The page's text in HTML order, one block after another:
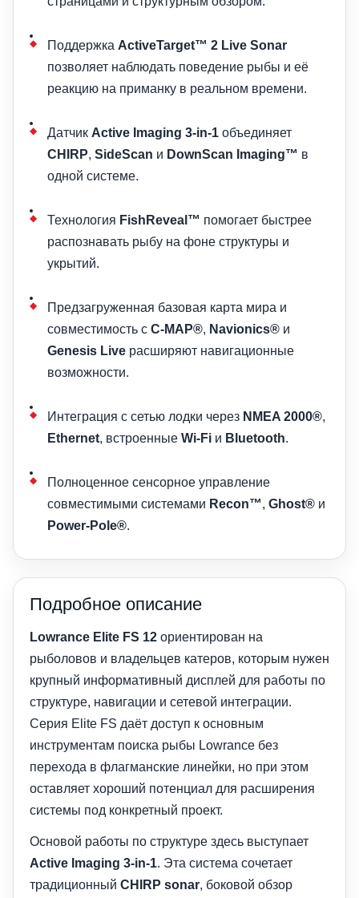
Поддержка ActiveTarget™ 2 Live Sonar
позволяет наблюдать поведение рыбы и её
реакцию на приманку в реальном времени.
Датчик Active Imaging 3-in-1 объединяет
CHIRP, SideScan и DownScan Imaging™ в
одной системе.
Технология FishReveal™ помогает быстрее
распознавать рыбу на фоне структуры и
укрытий.
Предзагруженная базовая карта мира и
совместимость с C-MAP®, Navionics® и
Genesis Live расширяют навигационные
возможности.
Интеграция с сетью лодки через NMEA 2000®,
Ethernet, встроенные Wi-Fi и Bluetooth.
Полноценное сенсорное управление
совместимыми системами Recon™, Ghost® и
Power-Pole®.
Подробное описание
Lowrance Elite FS 12 ориентирован на
рыболовов и владельцев катеров, которым нужен
крупный информативный дисплей для работы по
структуре, навигации и сетевой интеграции.
Серия Elite FS даёт доступ к основным
инструментам поиска рыбы Lowrance без
перехода в флагманские линейки, но при этом
оставляет хороший потенциал для расширения
системы под конкретный проект.
Основой работы по структуре здесь выступает
Active Imaging 3-in-1. Эта система сочетает
традиционный CHIRP sonar, боковой обзор